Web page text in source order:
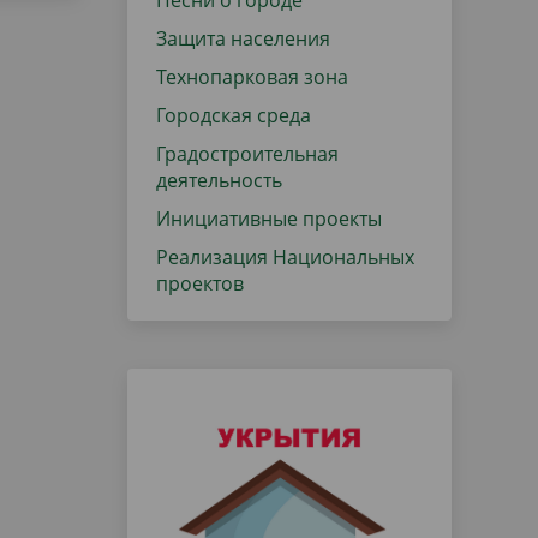
Защита населения
Технопарковая зона
Городская среда
Градостроительная
деятельность
Инициативные проекты
Реализация Национальных
проектов